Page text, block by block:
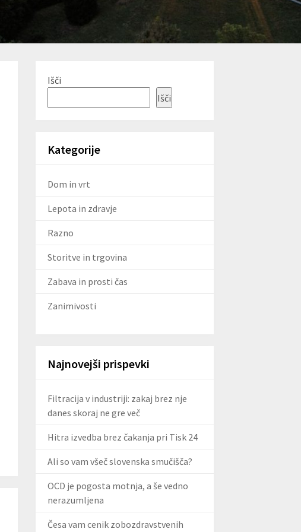
Išči
Išči
Kategorije
Dom in vrt
Lepota in zdravje
Razno
Storitve in trgovina
Zabava in prosti čas
Zanimivosti
Najnovejši prispevki
Filtracija v industriji: zakaj brez nje
danes skoraj ne gre več
Hitra izvedba brez čakanja pri Tisk 24
Ali so vam všeč slovenska smučišča?
OCD je pogosta motnja, a še vedno
nerazumljena
Česa vam cenik zobozdravstvenih